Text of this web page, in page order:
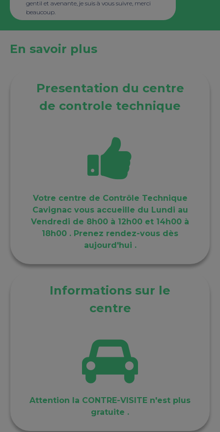
gentil et avenante, je suis à vous suivre, merci
beaucoup.
En savoir plus
Presentation du centre
de controle technique
Votre centre de Contrôle Technique
Cavignac vous accueille du Lundi au
Vendredi de 8h00 à 12h00 et 14h00 à
18h00 . Prenez rendez-vous dès
aujourd'hui .
Informations sur le
centre
Attention la CONTRE-VISITE n'est plus
gratuite .